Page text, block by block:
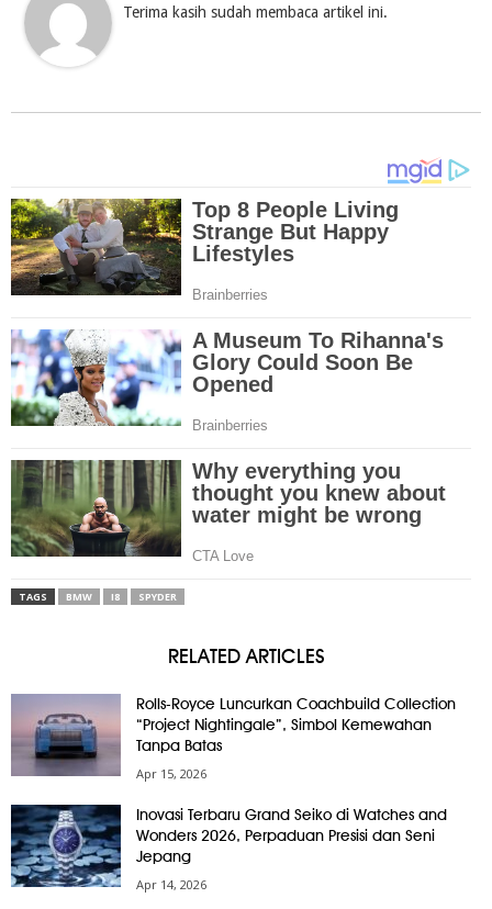
Terima kasih sudah membaca artikel ini.
TAGS BMW I8 SPYDER
RELATED ARTICLES
Rolls-Royce Luncurkan Coachbuild Collection
“Project Nightingale”, Simbol Kemewahan
Tanpa Batas
Apr 15, 2026
Inovasi Terbaru Grand Seiko di Watches and
Wonders 2026, Perpaduan Presisi dan Seni
Jepang
Apr 14, 2026